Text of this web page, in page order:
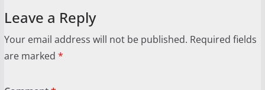
Leave a Reply
Your email address will not be published. Required fields
are marked *